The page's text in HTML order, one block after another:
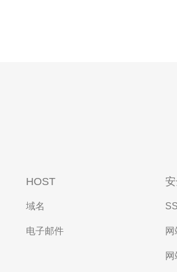
HOST
域名
电子邮件 网